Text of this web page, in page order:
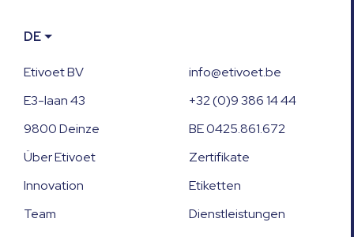
DE
Etivoet BV
E3-laan 43
9800 Deinze
info@etivoet.be
+32 (0)9 386 14 44
BE 0425.861.672
Über Etivoet
Innovation
Team
Zertifikate
Etiketten
Dienstleistungen